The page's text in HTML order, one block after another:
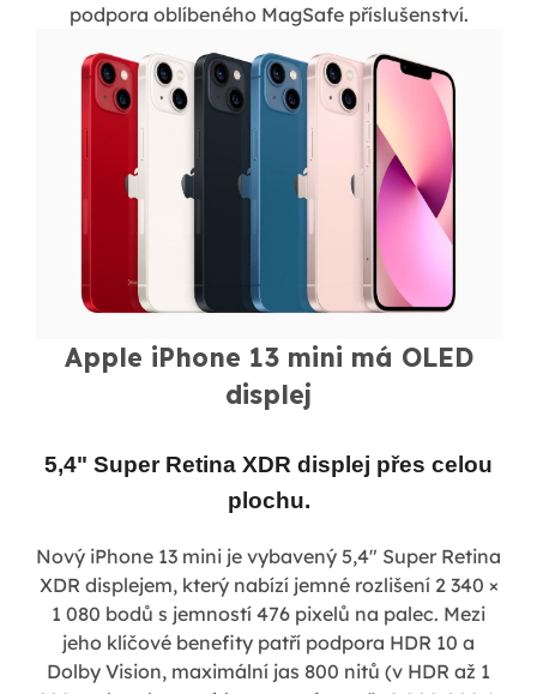
podpora oblíbeného MagSafe příslušenství.
Apple iPhone 13 mini má OLED
displej
5,4" Super Retina XDR displej přes celou
plochu.
Nový iPhone 13 mini je vybavený 5,4" Super Retina
XDR displejem, který nabízí jemné rozlišení 2 340 ×
1 080 bodů s jemností 476 pixelů na palec. Mezi
jeho klíčové benefity patří podpora HDR 10 a
Dolby Vision, maximální jas 800 nitů (v HDR až 1